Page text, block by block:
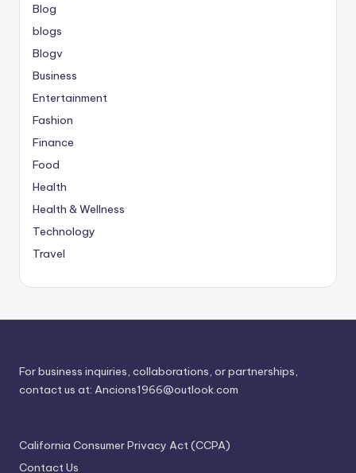
Blog
blogs
Blogv
Business
Entertainment
Fashion
Finance
Food
Health
Health & Wellness
Technology
Travel
For business inquiries, collaborations, or partnerships,
contact us at: Ancions1966@outlook.com
California Consumer Privacy Act (CCPA)
Contact Us